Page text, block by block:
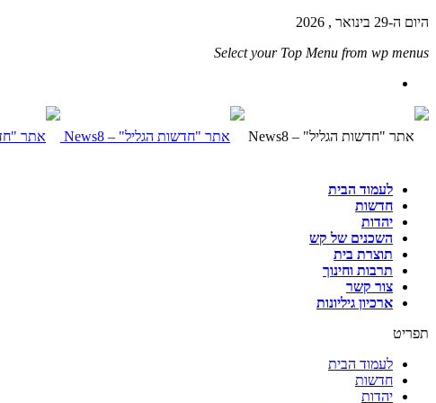
היום ה-29 בינואר , 2026
Select your Top Menu from wp menus
לעמוד הבית
חדשות
יהדות
השכנים של קש
תוצרת בית
תרבות וחינוך
צור קשר
ארכיון גיליונות
תפריט
לעמוד הבית
חדשות
יהדות